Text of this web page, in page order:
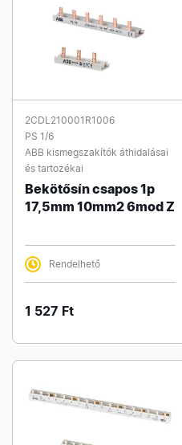
2CDL210001R1006
PS 1/6
ABB kismegszakítók áthidalásai
és tartozékai
Bekötősín csapos 1p
17,5mm 10mm2 6mod Z
Rendelhető
1 527 Ft